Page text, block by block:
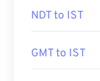
NDT to IST
GMT to IST